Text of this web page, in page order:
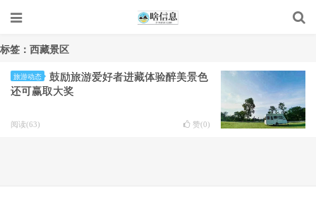
标签：西藏景区
旅游动态
鼓励旅游爱好者进藏体验醉美景色
还可赢取大奖
阅读(63) 赞(0)